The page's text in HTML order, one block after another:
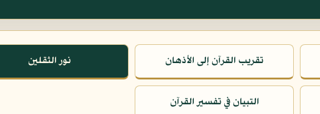
تقريب القرآن إلى الأذهان نور الثقلين
التبيان في تفسير القرآن